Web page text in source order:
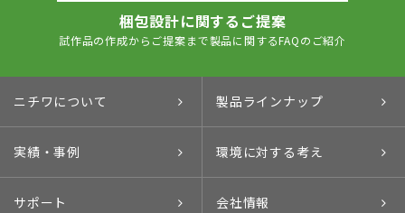
梱包設計に関するご提案
試作品の作成からご提案まで製品に関するFAQのご紹介
ニチワについて 製品ラインナップ
実績・事例 環境に対する考え
サポート 会社情報